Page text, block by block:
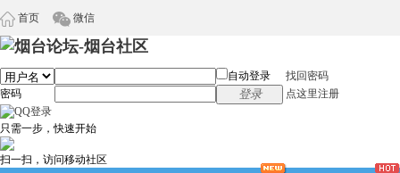
首页 微信
自动登录
找回密码
密码
登录 点这里注册
只需一步，快速开始
扫一扫，访问移动社区